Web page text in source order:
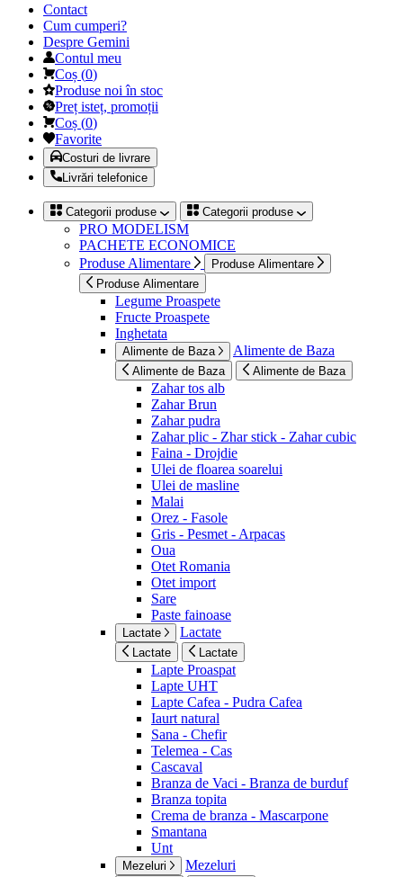
Contact
Cum cumperi?
Despre Gemini
Contul meu
Coș (0)
Produse noi în stoc
Preț isteț, promoții
Coș (0)
Favorite
Costuri de livrare
Livrări telefonice
Categorii produse Categorii produse
PRO MODELISM
PACHETE ECONOMICE
Produse Alimentare
Produse Alimentare
Produse Alimentare
Legume Proaspete
Fructe Proaspete
Inghetata
Alimente de Baza Alimente de Baza
Alimente de Baza Alimente de Baza
Zahar tos alb
Zahar Brun
Zahar pudra
Zahar plic - Zhar stick - Zahar cubic
Faina - Drojdie
Ulei de floarea soarelui
Ulei de masline
Malai
Orez - Fasole
Gris - Pesmet - Arpacas
Oua
Otet Romania
Otet import
Sare
Paste fainoase
Lactate Lactate
Lactate Lactate
Lapte Proaspat
Lapte UHT
Lapte Cafea - Pudra Cafea
Iaurt natural
Sana - Chefir
Telemea - Cas
Cascaval
Branza de Vaci - Branza de burduf
Branza topita
Crema de branza - Mascarpone
Smantana
Unt
Mezeluri Mezeluri